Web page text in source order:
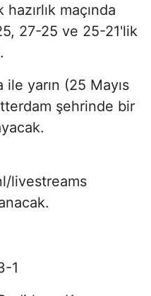
hazırlık maçında
27-25 ve 25-21'lik
yarın (25 Mayıs
şehrinde bir
livestreams
1